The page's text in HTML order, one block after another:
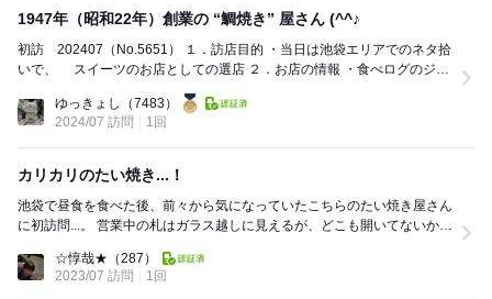
1947年（昭和22年）創業の “鯛焼き” 屋さん (^^♪
初訪 202407（No.5651） １．訪店目的 ・当日は池袋エリアでのネタ拾
いで、 スイーツのお店としての選店 ２．お店の情報 ・食べログのジャ
ゆっきょし
（7483）
2024/07 訪問
1回
カリカリのたい焼き...！
池袋で昼食を食べた後、前々から気になっていたこちらのたい焼き屋さん
に初訪問...。 営業中の札はガラス越しに見えるが、どこも開いてないから
☆惇哉★ （287）
2023/07 訪問
1回